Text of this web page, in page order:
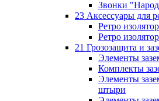
Звонки
23 Аксессуары для
Ретро
Ретро
21 Грозозащита и
Элементы
Комплекты
Элементы
штыри